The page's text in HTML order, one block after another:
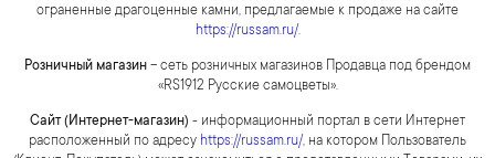
ограненные драгоценные камни, предлагаемые к продаже на сайте
https://russam.ru/.
Розничный магазин – сеть розничных магазинов Продавца под брендом
«RS1912 Русские самоцветы».
Сайт (Интернет-магазин) - информационный портал в сети Интернет
расположенный по адресу https://russam.ru/, на котором Пользователь